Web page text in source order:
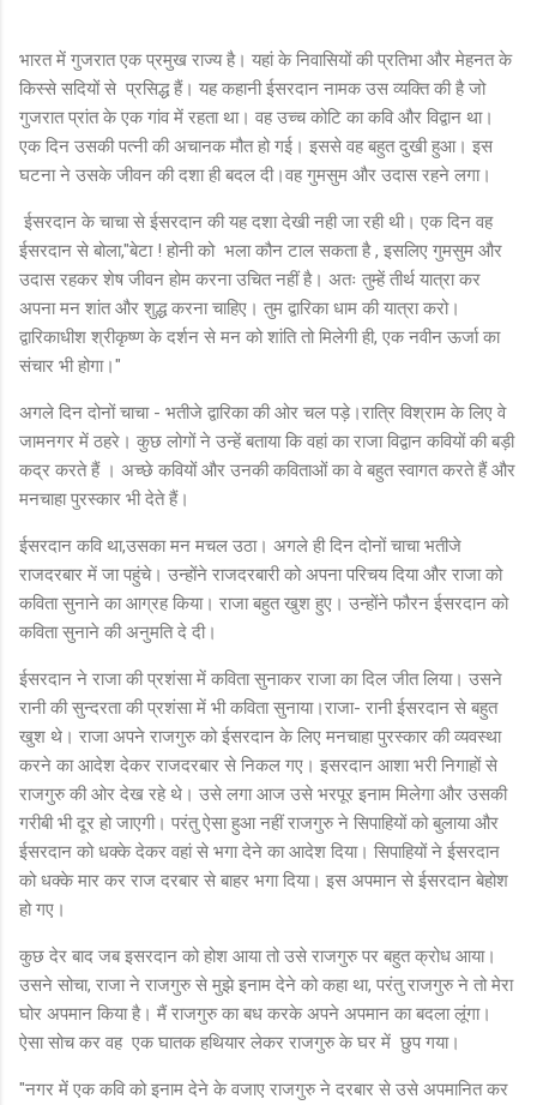
भारत में गुजरात एक प्रमुख राज्य है। यहां के निवासियों की प्रतिभा और मेहनत के
किस्से सदियों से प्रसिद्ध हैं। यह कहानी ईसरदान नामक उस व्यक्ति की है जो
गुजरात प्रांत के एक गांव में रहता था। वह उच्च कोटि का कवि और विद्वान था।
एक दिन उसकी पत्नी की अचानक मौत हो गई। इससे वह बहुत दुखी हुआ। इस
घटना ने उसके जीवन की दशा ही बदल दी।वह गुमसुम और उदास रहने लगा।
ईसरदान के चाचा से ईसरदान की यह दशा देखी नही जा रही थी। एक दिन वह
ईसरदान से बोला,"बेटा ! होनी को भला कौन टाल सकता है , इसलिए गुमसुम और
उदास रहकर शेष जीवन होम करना उचित नहीं है। अतः तुम्हें तीर्थ यात्रा कर
अपना मन शांत और शुद्ध करना चाहिए। तुम द्वारिका धाम की यात्रा करो।
द्वारिकाधीश श्रीकृष्ण के दर्शन से मन को शांति तो मिलेगी ही, एक नवीन ऊर्जा का
संचार भी होगा।"
अगले दिन दोनों चाचा - भतीजे द्वारिका की ओर चल पड़े।रात्रि विश्राम के लिए वे
जामनगर में ठहरे। कुछ लोगों ने उन्हें बताया कि वहां का राजा विद्वान कवियों की बड़ी
कद्र करते हैं । अच्छे कवियों और उनकी कविताओं का वे बहुत स्वागत करते हैं और
मनचाहा पुरस्कार भी देते हैं।
ईसरदान कवि था,उसका मन मचल उठा। अगले ही दिन दोनों चाचा भतीजे
राजदरबार में जा पहुंचे। उन्होंने राजदरबारी को अपना परिचय दिया और राजा को
कविता सुनाने का आग्रह किया। राजा बहुत खुश हुए। उन्होंने फौरन ईसरदान को
कविता सुनाने की अनुमति दे दी।
ईसरदान ने राजा की प्रशंसा में कविता सुनाकर राजा का दिल जीत लिया। उसने
रानी की सुन्दरता की प्रशंसा में भी कविता सुनाया।राजा- रानी ईसरदान से बहुत
खुश थे। राजा अपने राजगुरु को ईसरदान के लिए मनचाहा पुरस्कार की व्यवस्था
करने का आदेश देकर राजदरबार से निकल गए। इसरदान आशा भरी निगाहों से
राजगुरु की ओर देख रहे थे। उसे लगा आज उसे भरपूर इनाम मिलेगा और उसकी
गरीबी भी दूर हो जाएगी। परंतु ऐसा हुआ नहीं राजगुरु ने सिपाहियों को बुलाया और
ईसरदान को धक्के देकर वहां से भगा देने का आदेश दिया। सिपाहियों ने ईसरदान
को धक्के मार कर राज दरबार से बाहर भगा दिया। इस अपमान से ईसरदान बेहोश
हो गए।
कुछ देर बाद जब इसरदान को होश आया तो उसे राजगुरु पर बहुत क्रोध आया।
उसने सोचा, राजा ने राजगुरु से मुझे इनाम देने को कहा था, परंतु राजगुरु ने तो मेरा
घोर अपमान किया है। मैं राजगुरु का बध करके अपने अपमान का बदला लूंगा।
ऐसा सोच कर वह एक घातक हथियार लेकर राजगुरु के घर में छुप गया।
"नगर में एक कवि को इनाम देने के वजाए राजगुरु ने दरबार से उसे अपमानित कर